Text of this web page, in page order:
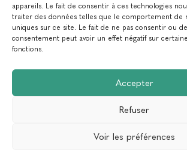
appareils. Le fait de consentir à ces technologies
traiter des données telles que le comportement de
uniques sur ce site. Le fait de ne pas consentir ou
consentement peut avoir un effet négatif sur
fonctions.
Accepter
Refuser
Voir les préférences
ACTUALITÉS
NEWSLETTER
Newsletter
Abonnez-vous à la newsletter du Réseau Action